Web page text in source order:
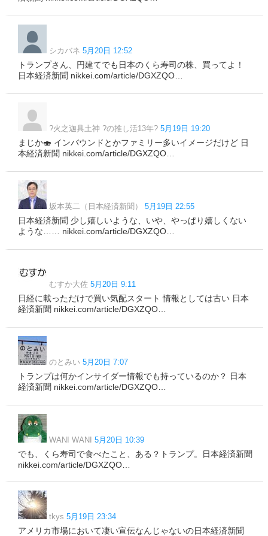
シカバネ 5月20日 12:52
トランプさん、円建てでも日本のくら寿司の株、買ってよ！
日本経済新聞 nikkei.com/article/DGXZQO…
?火之迦具土神 ?の推し活13年? 5月19日 19:20
まじか🍣 インバウンドとかファミリー多いイメージだけど 日
本経済新聞 nikkei.com/article/DGXZQO…
坂本英二（日本経済新聞） 5月19日 22:55
日本経済新聞 少し嬉しいような、いや、やっぱり嬉しくない
ような…… nikkei.com/article/DGXZQO…
むすか大佐 5月20日 9:11
日経に載っただけで買い気配スタート 情報としては古い 日本
経済新聞 nikkei.com/article/DGXZQO…
のとみい 5月20日 7:07
トランプは何かインサイダー情報でも持っているのか？ 日本
経済新聞 nikkei.com/article/DGXZQO…
WANI WANI 5月20日 10:39
でも、くら寿司で食べたこと、ある？トランプ。日本経済新聞
nikkei.com/article/DGXZQO…
tkys 5月19日 23:34
アメリカ市場において凄い宣伝なんじゃないの日本経済新聞